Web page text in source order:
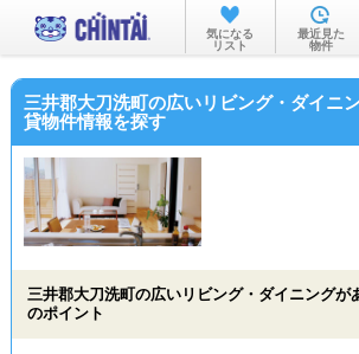
お部屋を探す
沿線・駅から
不動産会社か
気になる
リスト
最近見た
物件
三井郡大刀洗町の広いリビング・ダイニ
貸物件情報を探す
三井郡大刀洗町の広いリビング・ダイニングが
のポイント